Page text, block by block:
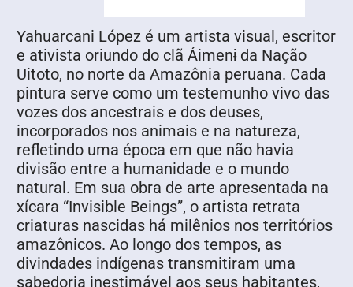
Yahuarcani López é um artista visual, escritor
e ativista oriundo do clã Áimenɨ da Nação
Uitoto, no norte da Amazônia peruana. Cada
pintura serve como um testemunho vivo das
vozes dos ancestrais e dos deuses,
incorporados nos animais e na natureza,
refletindo uma época em que não havia
divisão entre a humanidade e o mundo
natural. Em sua obra de arte apresentada na
xícara “Invisible Beings”, o artista retrata
criaturas nascidas há milênios nos territórios
amazônicos. Ao longo dos tempos, as
divindades indígenas transmitiram uma
sabedoria inestimável aos seus habitantes,